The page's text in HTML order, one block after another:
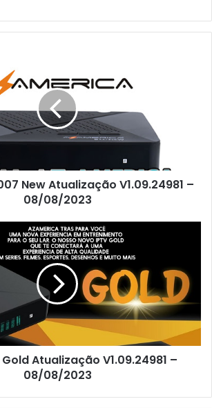
New Atualização V1.09.24981 –
08/08/2023
Atualização V1.09.24981 –
08/08/2023